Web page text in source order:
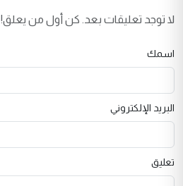
لا توجد تعليقات بعد. كن أول من يعلق!
اسمك
البريد الإلكتروني
تعليق